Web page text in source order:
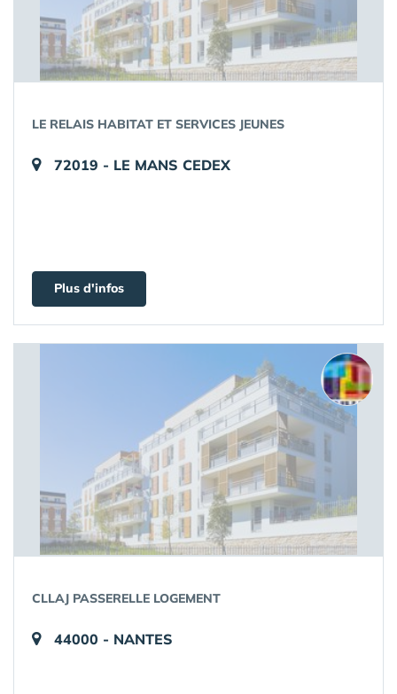
LE RELAIS HABITAT ET SERVICES JEUNES
72019 - LE MANS CEDEX
Plus d'infos
CLLAJ PASSERELLE LOGEMENT
44000 - NANTES